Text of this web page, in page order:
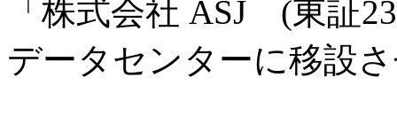
「株式会社 ASJ (東証
データセンターに移設